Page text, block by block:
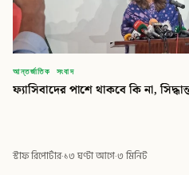
আন্তর্জাতিক সংবাদ
ফ্যাসিবাদের পাশে থাকবে কি না,
স্টাফ রিপোর্টার·১৩ ঘণ্টা আগে·৩ মিনিট